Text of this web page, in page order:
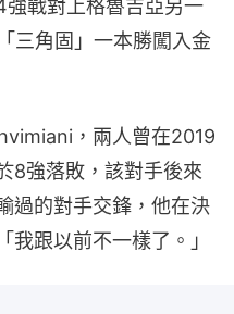
戰對上格魯吉亞另一
三角固」一本勝闖入金
，兩人曾在2019
8強落敗，該對手後來
過的對手交鋒，他在決
跟以前不一樣了。」